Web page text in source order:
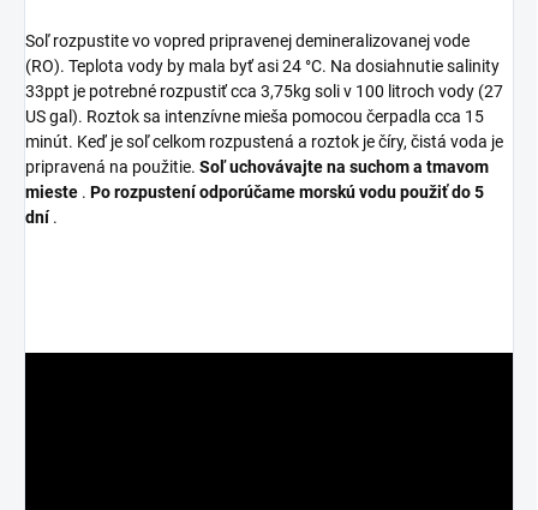
Soľ rozpustite vo vopred pripravenej demineralizovanej vode
(RO). Teplota vody by mala byť asi 24 °C. Na dosiahnutie salinity
33ppt je potrebné rozpustiť cca 3,75kg soli v 100 litroch vody (27
US gal). Roztok sa intenzívne mieša pomocou čerpadla cca 15
minút. Keď je soľ celkom rozpustená a roztok je číry, čistá voda je
pripravená na použitie. Soľ uchovávajte na suchom a tmavom
mieste . Po rozpustení odporúčame morskú vodu použiť do 5
dní.